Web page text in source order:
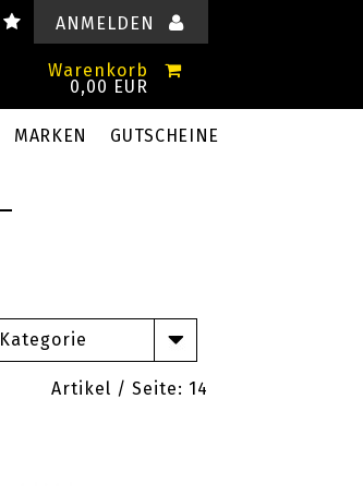
ANMELDEN
Warenkorb
0,00 EUR
MARKEN GUTSCHEINE
Kategorie
Artikel / Seite: 14